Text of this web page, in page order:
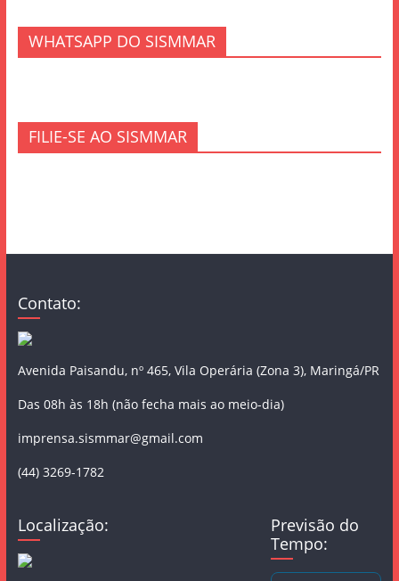
WHATSAPP DO SISMMAR
FILIE-SE AO SISMMAR
Contato:
Avenida Paisandu, nº 465, Vila Operária (Zona 3), Maringá/PR
Das 08h às 18h (não fecha mais ao meio-dia)
imprensa.sismmar@gmail.com
(44) 3269-1782
Localização:
Previsão do
Tempo: